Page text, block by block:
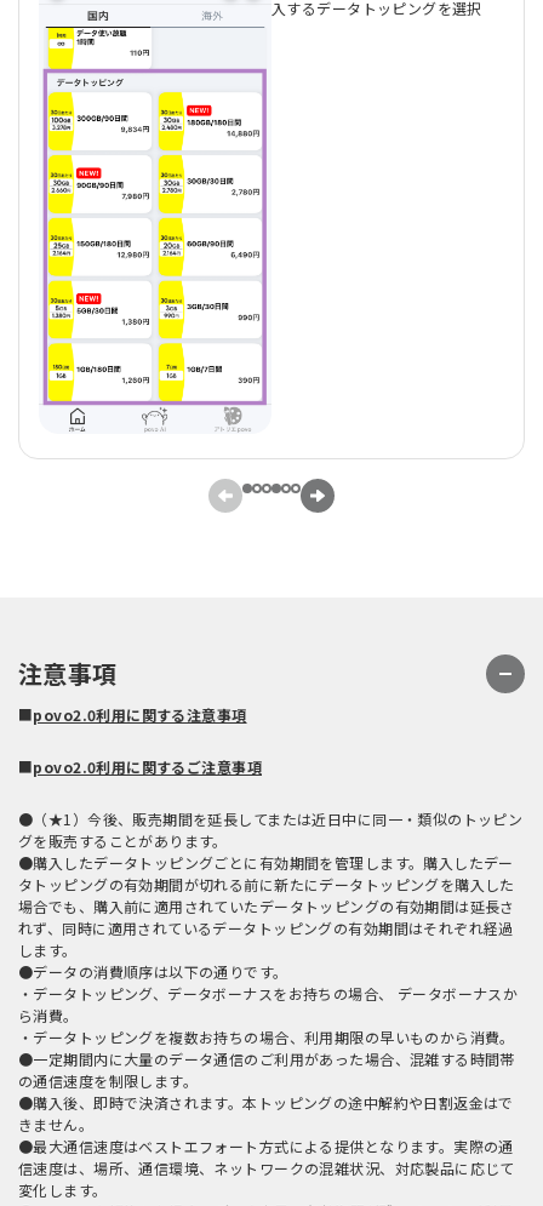
入するデータトッピングを選択
注意事項
■povo2.0利用に関する注意事項
■povo2.0利用に関するご注意事項
●（★1）今後、販売期間を延長してまたは近日中に同一・類似のトッピン
グを販売することがあります。
●購入したデータトッピングごとに有効期間を管理します。購入したデー
タトッピングの有効期間が切れる前に新たにデータトッピングを購入した
場合でも、購入前に適用されていたデータトッピングの有効期間は延長さ
れず、同時に適用されているデータトッピングの有効期間はそれぞれ経過
します。
●データの消費順序は以下の通りです。
・データトッピング、データボーナスをお持ちの場合、 データボーナスか
ら消費。
・データトッピングを複数お持ちの場合、利用期限の早いものから消費。
●一定期間内に大量のデータ通信のご利用があった場合、混雑する時間帯
の通信速度を制限します。
●購入後、即時で決済されます。本トッピングの途中解約や日割返金はで
きません。
●最大通信速度はベストエフォート方式による提供となります。実際の通
信速度は、場所、通信環境、ネットワークの混雑状況、対応製品に応じて
変化します。